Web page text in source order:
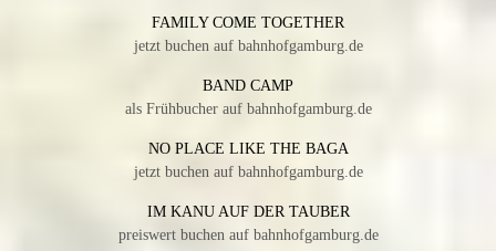
FAMILY COME TOGETHER
jetzt buchen auf bahnhofgamburg.de
BAND CAMP
als Frühbucher auf bahnhofgamburg.de
NO PLACE LIKE THE BAGA
jetzt buchen auf bahnhofgamburg.de
IM KANU AUF DER TAUBER
preiswert buchen auf bahnhofgamburg.de